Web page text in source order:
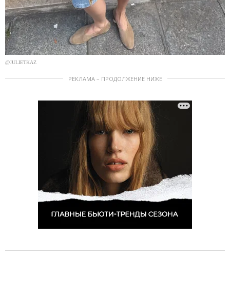
@JULIETKAZ
РЕКЛАМА – ПРОДОЛЖЕНИЕ НИЖЕ